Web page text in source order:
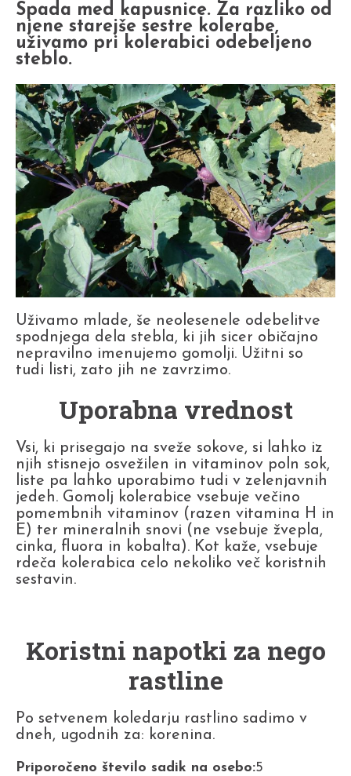
Spada med kapusnice. Za razliko od
njene starejše sestre kolerabe,
uživamo pri kolerabici odebeljeno
steblo.
Uživamo mlade, še neolesenele odebelitve
spodnjega dela stebla, ki jih sicer običajno
nepravilno imenujemo gomolji. Užitni so
tudi listi, zato jih ne zavrzimo.
Uporabna vrednost
Vsi, ki prisegajo na sveže sokove, si lahko iz
njih stisnejo osvežilen in vitaminov poln sok,
liste pa lahko uporabimo tudi v zelenjavnih
jedeh. Gomolj kolerabice vsebuje večino
pomembnih vitaminov (razen vitamina H in
E) ter mineralnih snovi (ne vsebuje žvepla,
cinka, fluora in kobalta). Kot kaže, vsebuje
rdeča kolerabica celo nekoliko več koristnih
sestavin.
Koristni napotki za nego
rastline
Po setvenem koledarju rastlino sadimo v
dneh, ugodnih za: korenina.
Priporočeno število sadik na osebo:5